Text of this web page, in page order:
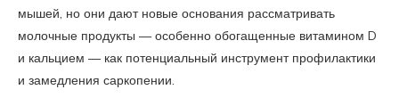
мышей, но они дают новые основания рассматривать
молочные продукты — особенно обогащенные витамином D
и кальцием — как потенциальный инструмент профилактики
и замедления саркопении.